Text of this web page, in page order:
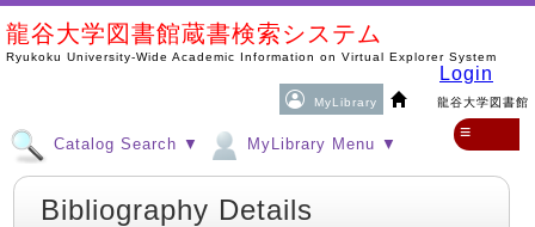
龍谷大学図書館蔵書検索システム
Ryukoku University-Wide Academic Information on Virtual Explorer System
MyLibrary 龍谷大学図書館
Login
Catalog Search ▼ MyLibrary Menu ▼
≡
Bibliography Details